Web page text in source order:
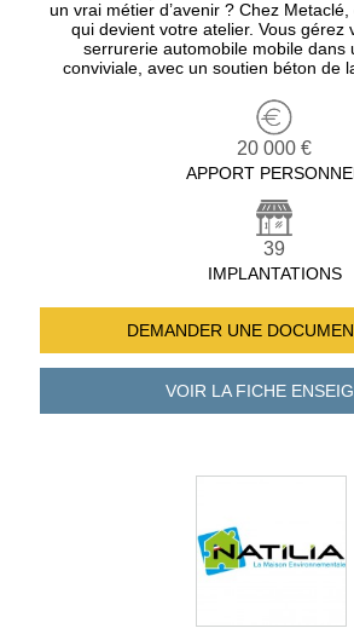
un vrai métier d’avenir ? Chez Metaclé,
qui devient votre atelier. Vous gérez
serrurerie automobile mobile dans
conviviale, avec un soutien béton de
20 000 €
APPORT
39
IMPLANTATIONS
DEMANDER UNE
VOIR LA FICHE